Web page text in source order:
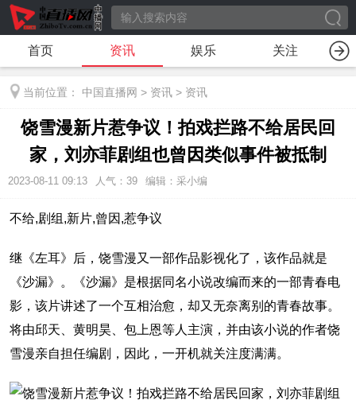
首页 资讯 娱乐 关注
当前位置： 中国直播网 > 资讯 > 资讯
饶雪漫新片惹争议！拍戏拦路不给居民回
家，刘亦菲剧组也曾因类似事件被抵制
2023-08-11 09:13 人气： 39 编辑：采小编
不给,剧组,新片,曾因,惹争议
继《左耳》后，饶雪漫又一部作品影视化了，该作品就是
《沙漏》。《沙漏》是根据同名小说改编而来的一部青春电
影，该片讲述了一个互相治愈，却又无奈离别的青春故事。
将由邱天、黄明昊、包上恩等人主演，并由该小说的作者饶
雪漫亲自担任编剧，因此，一开机就关注度满满。